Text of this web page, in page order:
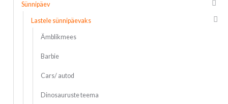
Sünnipäev
Lastele sünnipäevaks
Ämblikmees
Barbie
Cars/ autod
Dinosauruste teema